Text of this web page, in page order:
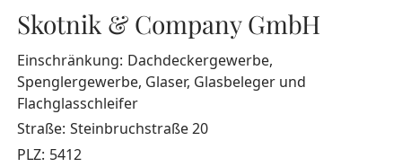
Skotnik & Company GmbH
Einschränkung: Dachdeckergewerbe,
Spenglergewerbe, Glaser, Glasbeleger und
Flachglasschleifer
Straße: Steinbruchstraße 20
PLZ: 5412